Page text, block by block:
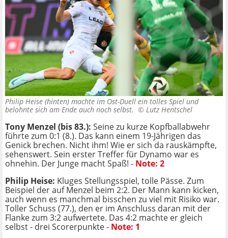
Philip Heise (hinten) machte im Ost-Duell ein tolles Spiel und
belohnte sich am Ende auch noch selbst. © Lutz Hentschel
Tony Menzel (bis 83.): Seine zu kurze Kopfballabwehr
führte zum 0:1 (8.). Das kann einem 19-Jährigen das
Genick brechen. Nicht ihm! Wie er sich da rauskämpfte,
sehenswert. Sein erster Treffer für Dynamo war es
ohnehin. Der Junge macht Spaß! - Note: 2
Philip Heise: Kluges Stellungsspiel, tolle Pässe. Zum
Beispiel der auf Menzel beim 2:2. Der Mann kann kicken,
auch wenn es manchmal bisschen zu viel mit Risiko war.
Toller Schuss (77.), den er im Anschluss daran mit der
Flanke zum 3:2 aufwertete. Das 4:2 machte er gleich
selbst - drei Scorerpunkte - Note: 1